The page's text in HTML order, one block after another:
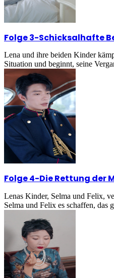
Folge 3-Schicksalhafte
Lena und ihre beiden Kinder
Situation und beginnt, seine
Folge 4-Die Rettung der
Lenas Kinder, Selma und Felix,
Selma und Felix es schaffen, das